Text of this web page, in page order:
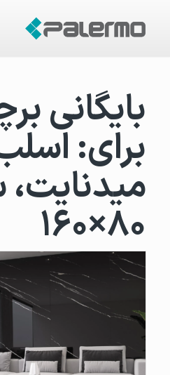
بایگانی
برای:
۸۰×۱۶۰